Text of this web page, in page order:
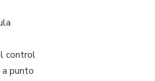
control
a punto